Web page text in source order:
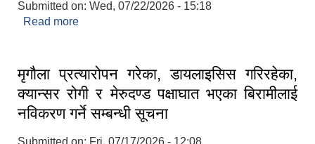
Submitted on: Wed, 07/22/2026 - 15:18
Read more
मृगौला प्रत्यारोपन गरेका, डायलाइसिस गरिरहेका,
क्यान्सर रोगी र मेरुदण्ड पक्षाघात भएका बिरामीलाई
नविकरण गर्ने सम्बन्धी सूचना
Submitted on: Fri, 07/17/2026 - 12:08